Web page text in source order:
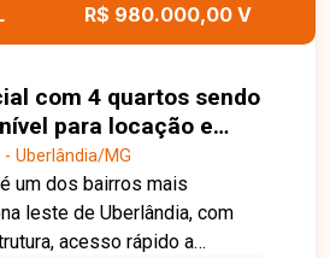
R$ 980.000,00 V
com 4 quartos sendo
para locação e
Alto Umuarama em
Uberlândia/MG
um dos bairros mais
leste de Uberlândia, com
acesso rápido a